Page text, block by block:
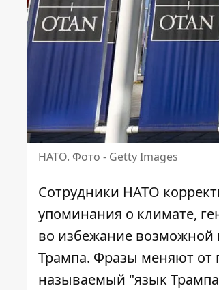
НАТО. Фото - Getty Images
Сотрудники НАТО
упоминания о климате,
во избежание возможной
Трампа. Фразы меняют от
называемый "язык